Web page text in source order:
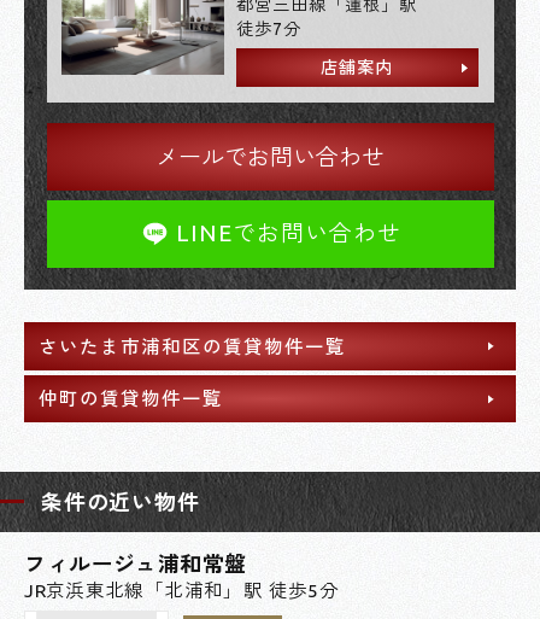
都営三田線「蓮根」駅
徒歩7分
店舗案内
メールでお問い合わせ
LINEでお問い合わせ
さいたま市浦和区の賃貸物件一覧
仲町の賃貸物件一覧
条件の近い物件
フィルージュ浦和常盤
JR京浜東北線「北浦和」駅 徒歩5分